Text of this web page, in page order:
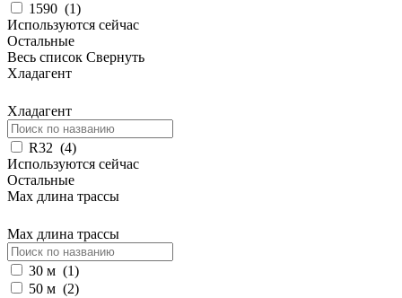
1590 (1)
Используются сейчас
Остальные
Весь список Свернуть
Хладагент
Хладагент
R32 (4)
Используются сейчас
Остальные
Max длина трассы
Max длина трассы
30 м (1)
50 м (2)